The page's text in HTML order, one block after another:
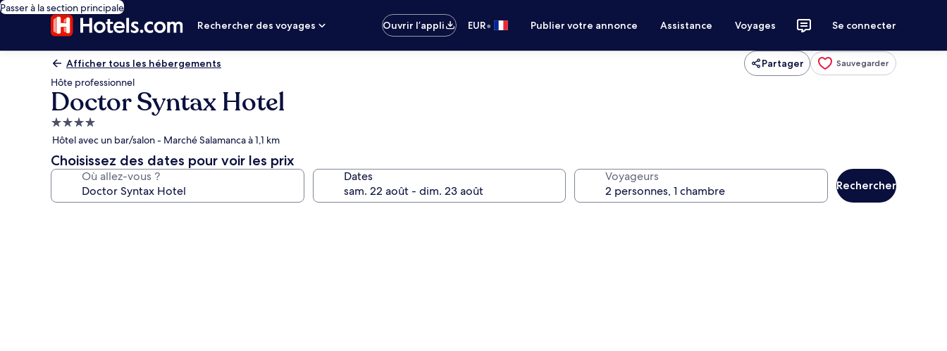
Passer à la section principale
Rechercher des voyages
Ouvrir l’appli EUR• Publier votre annonce Assistance Voyages Se connecter
Afficher tous les hébergements Partager Sauvegarder
Hôte professionnel
Doctor Syntax Hotel
Hébergement
4.0 étoiles
Hôtel avec un bar/salon - Marché Salamanca à 1,1 km
Choisissez des dates pour voir les prix
Où allez-vous ? Dates Voyageurs
Rechercher